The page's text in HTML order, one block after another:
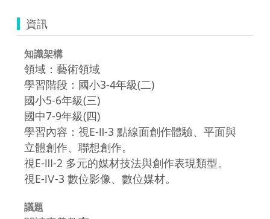
資訊
知識架構
領域：藝術領域
學習階段：國小3-4年級(二)
國小5-6年級(三)
國中7-9年級(四)
學習內容：視E-Ⅱ-3 點線面創作體驗、平面與
立體創作、聯想創作。
視E-Ⅲ-2 多元的媒材技法與創作表現類型。
視E-Ⅳ-3 數位影像、數位媒材。
議題